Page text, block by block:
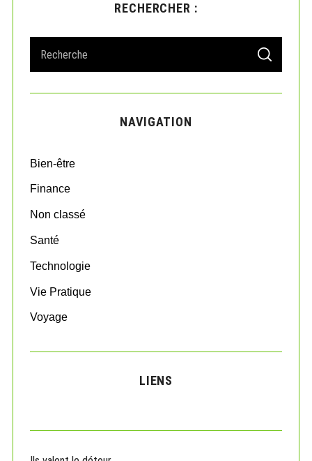
RECHERCHER :
a
r
o
:
S
A
C
NAVIGATION
Bien-être
Finance
Non classé
Santé
Technologie
Vie Pratique
Voyage
LIENS